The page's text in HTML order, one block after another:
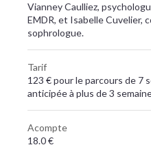
Vianney Caulliez,
EMDR, et Isabelle Cuvelier,
sophrologue.
Tarif
123 € pour le parcours de 7
anticipée à plus de 3
Acompte
18.0 €